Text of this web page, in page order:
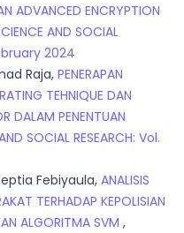
ADVANCED ENCRYPTION
AND SOCIAL
2024
Raja, PENERAPAN
TEHNIQUE DAN
DALAM PENENTUAN
SOCIAL RESEARCH: Vol.
Febiyaula, ANALISIS
TERHADAP KEPOLISIAN
ALGORITMA SVM ,